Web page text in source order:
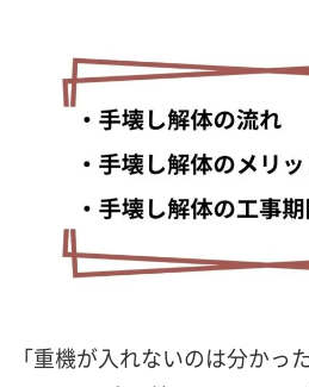
「重機が入れないのは分かっ